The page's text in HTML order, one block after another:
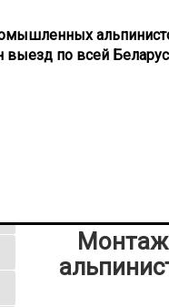
выезд по всей